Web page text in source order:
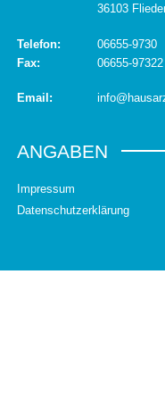
36103
Telefon:
06655-9730
Fax:
06655-97322
Email:
ANGABEN
Impressum
Datenschutzerklärung